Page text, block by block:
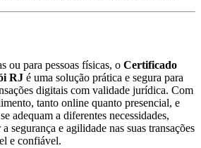
ou para pessoas físicas, o Certificado
RJ é uma solução prática e segura para
digitais com validade jurídica. Com
tanto online quanto presencial, e
adequam a diferentes necessidades,
segurança e agilidade nas suas transações
e confiável.